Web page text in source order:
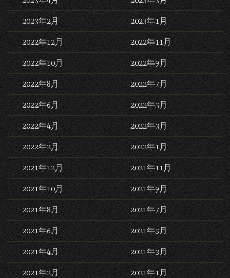
2023年2月 2023年1月
2022年12月 2022年11月
2022年10月 2022年9月
2022年8月 2022年7月
2022年6月 2022年5月
2022年4月 2022年3月
2022年2月 2022年1月
2021年12月 2021年11月
2021年10月 2021年9月
2021年8月 2021年7月
2021年6月 2021年5月
2021年4月 2021年3月
2021年2月 2021年1月